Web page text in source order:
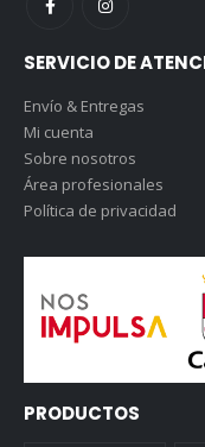
SERVICIO DE
Envío & Entregas
Mi cuenta
Sobre nosotros
Área profesionales
Política de privacidad
PRODUCTOS